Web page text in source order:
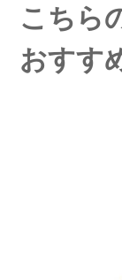
こちら
おすす